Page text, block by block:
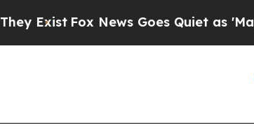
Fox News Goes Quiet as 'Maga